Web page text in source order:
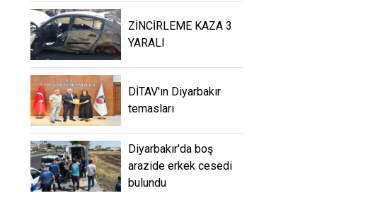
ZİNCİRLEME KAZA 3
YARALI
DİTAV'ın Diyarbakır
temasları
Diyarbakır'da boş
arazide erkek cesedi
bulundu